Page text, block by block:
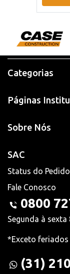
Categorias
Páginas
Sobre Nós
SAC
Status do Pedido
Fale Conosco
0800
Segunda à sexta
*Exceto feriados
(31)